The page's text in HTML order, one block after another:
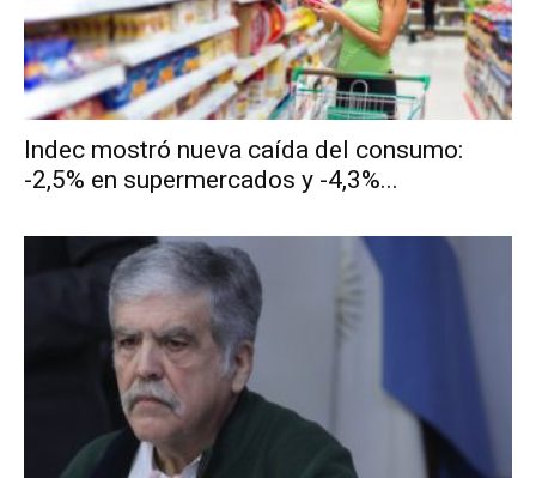
Indec mostró nueva caída del consumo:
-2,5% en supermercados y -4,3%...